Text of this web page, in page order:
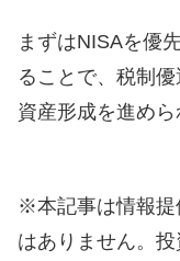
まずはNISAを優
ることで、税制
資産形成を進めら
※本記事は情報提
はありません。投